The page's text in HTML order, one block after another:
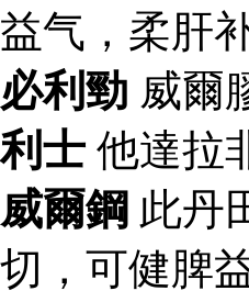
益气，柔肝
必利勁 威爾
利士 他達拉
威爾鋼 此丹
切，可健脾